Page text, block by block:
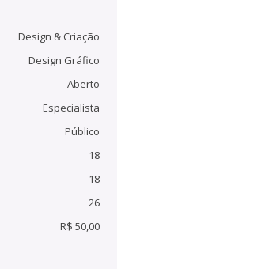
Design & Criação
Design Gráfico
Aberto
Especialista
Público
18
18
26
R$ 50,00